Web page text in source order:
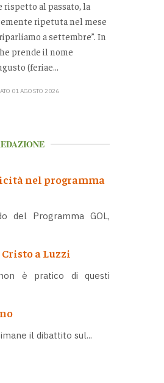
al passato, la
ripetuta nel mese
a settembre”. In
prende il nome
(feriae...
01 AGOSTO 2026
nel programma
del Programma GOL,
a Luzzi
è pratico di questi
il dibattito sul...